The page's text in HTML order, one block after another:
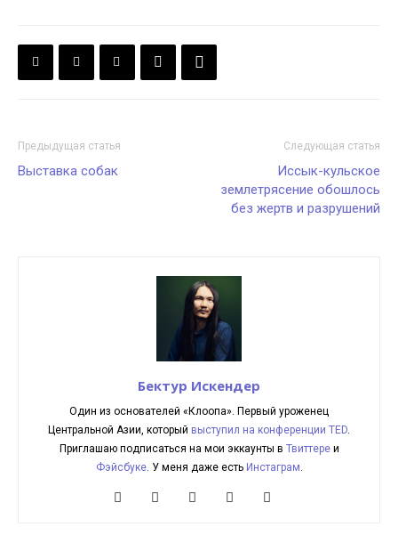
Предыдущая статья
Выставка собак
Следующая статья
Иссык-кульское
землетрясение обошлось
без жертв и разрушений
Бектур Искендер
Один из основателей «Клоопа». Первый уроженец
Центральной Азии, который выступил на конференции TED.
Приглашаю подписаться на мои эккаунты в Твиттереи
Фэйсбуке. У меня даже есть Инстаграм.